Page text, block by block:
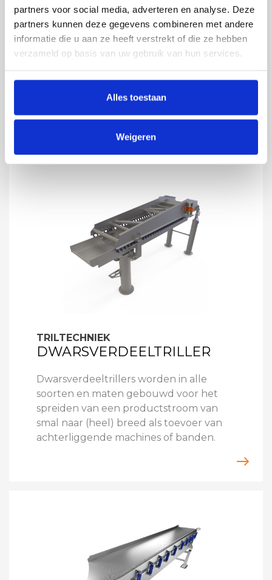
partners voor social media, adverteren en analyse. Deze
partners kunnen deze gegevens combineren met andere
informatie die u aan ze heeft verstrekt of die ze hebben
verzameld op basis van uw gebruik van hun services.
Alles toestaan
Weigeren
DISTRIBUTIETRILLER
Distributietrillers worden in alle soorten
en maten gebouwd als toevoer
(distributie) van achterliggende
drogers, bakovens, bulkaftapstations of
TRILTECHNIEK
DWARSVERDEELTRILLER
Dwarsverdeeltrillers worden in alle
soorten en maten gebouwd voor het
spreiden van een productstroom van
smal naar (heel) breed als toevoer van
achterliggende machines of banden.